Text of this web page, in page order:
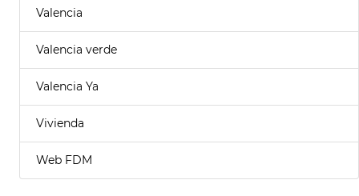
Valencia
Valencia verde
Valencia Ya
Vivienda
Web FDM